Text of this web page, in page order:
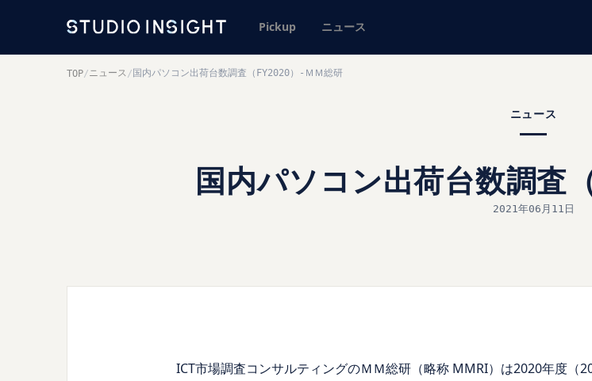
Pickup ニュース
TOP/ニュース / 国内パソコン出荷台数調査（FY2020）-ＭＭ総研
ニュース
国内パソコン出荷台数調査
2021年06月11日
ICT市場調査コンサルティングのＭＭ総研（略称 MMRI）は2020年度（